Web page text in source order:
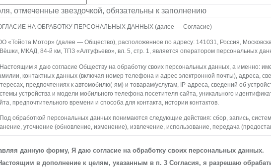
отмеченные звездочкой, обязательны к заполнению
НА ОБРАБОТКУ ПЕРСОНАЛЬНЫХ ДАННЫХ (далее — Согласие)
«Тойота Мотор» (далее — Общество), расположенное по адресу: 141031, Россия,
МКАД, 84-й км, ТПЗ «Алтуфьево», вл. 5, стр. 1, является оператором персональных
я даю согласие Обществу на обработку своих персональных данных, а именно:
контактных данных (включая номер телефона и адрес электронной почты), адреса,
предпочтениях к автомобилю(-ям) и товарам/услугам, IP-адреса, сведений об
устройства и модели мобильного телефона посетителя сайта, уникального
предпочтительного времени и способа для контакта, истории контактов.
обработкой персональных данных понимаются следующие действия: сбор, запись,
уточнение (обновление, изменение), извлечение, использование, передача
Целью обработки персональных данных является осуществление взаимодействия Общества с
данную форму, Я даю согласие на обработку своих персональных данных.
в дополнение к целям, указанным в п. 3 Согласия, я разрешаю